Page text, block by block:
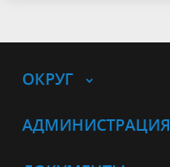
ОКРУГ
АДМИНИСТРАЦИЯ